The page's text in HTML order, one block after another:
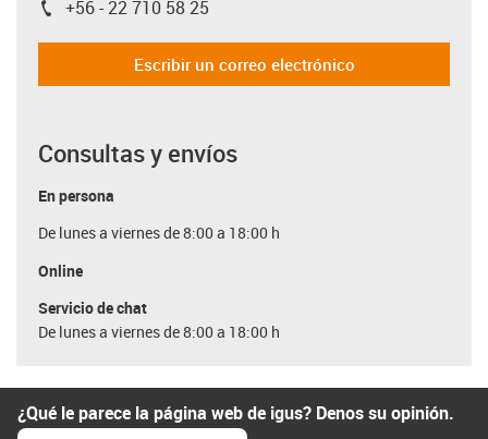
igus-icon-phone
+56 - 22 710 58 25
Escribir un correo electrónico
Consultas y envíos
En persona
De lunes a viernes de 8:00 a 18:00 h
Online
Servicio de chat
De lunes a viernes de 8:00 a 18:00 h
¿Qué le parece la página web de igus? Denos su opinión.